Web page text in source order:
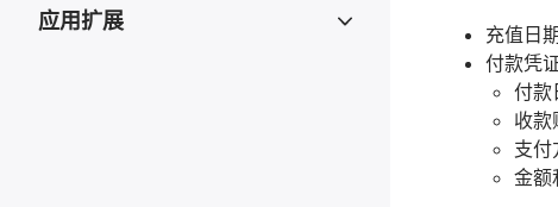
充值日
付款凭
付款
收款
支付
金额
应用扩展